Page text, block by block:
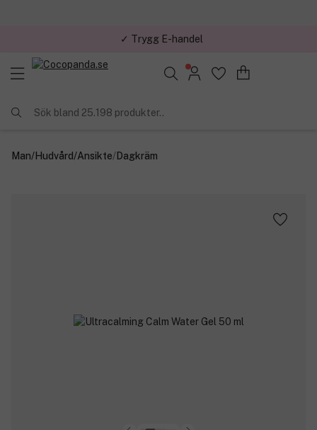
✓ Trygg E-handel
Sök bland 25.198 produkter..
Man/Hudvård/Ansikte/Dagkräm